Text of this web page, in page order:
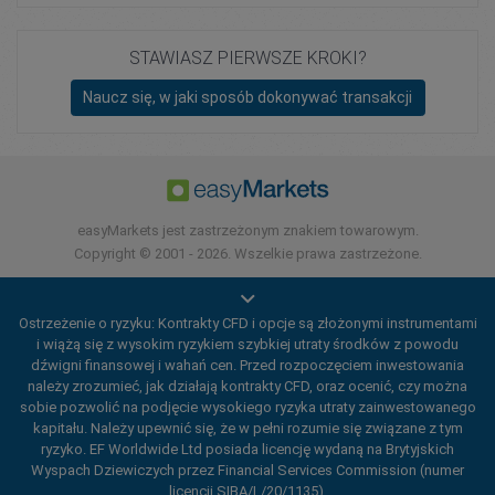
STAWIASZ PIERWSZE KROKI?
Naucz się, w jaki sposób dokonywać transakcji
easyMarkets jest zastrzeżonym znakiem towarowym.
Copyright © 2001 - 2026. Wszelkie prawa zastrzeżone.
Ostrzeżenie o ryzyku: Kontrakty CFD i opcje są złożonymi instrumentami
i wiążą się z wysokim ryzykiem szybkiej utraty środków z powodu
dźwigni finansowej i wahań cen. Przed rozpoczęciem inwestowania
należy zrozumieć, jak działają kontrakty CFD, oraz ocenić, czy można
sobie pozwolić na podjęcie wysokiego ryzyka utraty zainwestowanego
kapitału. Należy upewnić się, że w pełni rozumie się związane z tym
ryzyko. EF Worldwide Ltd posiada licencję wydaną na Brytyjskich
Wyspach Dziewiczych przez Financial Services Commission (numer
licencji SIBA/L/20/1135).